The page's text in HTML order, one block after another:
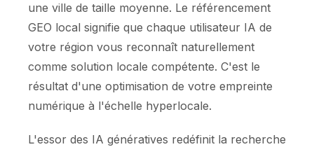
une ville de taille moyenne. Le référencement
GEO local signifie que chaque utilisateur IA de
votre région vous reconnaît naturellement
comme solution locale compétente. C'est le
résultat d'une optimisation de votre empreinte
numérique à l'échelle hyperlocale.
L'essor des IA génératives redéfinit la recherche